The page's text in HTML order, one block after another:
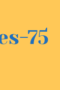
75